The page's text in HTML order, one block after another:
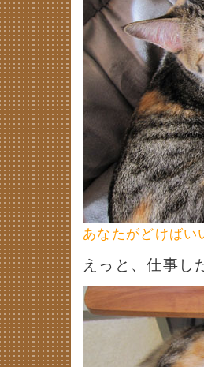
あなたがどけばい
えっと、仕事し